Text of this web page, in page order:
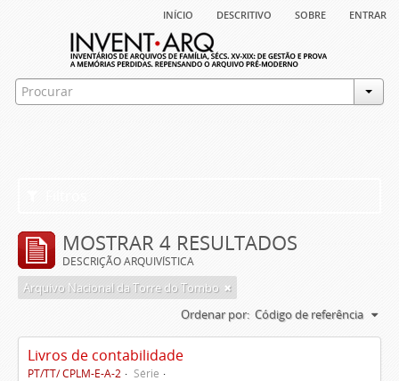
início descritivo sobre entrar
MOSTRAR 4 RESULTADOS
DESCRIÇÃO ARQUIVÍSTICA
Arquivo Nacional da Torre do Tombo
Ordenar por: Código de referência
Livros de contabilidade
PT/TT/ CPLM-E-A-2
Série